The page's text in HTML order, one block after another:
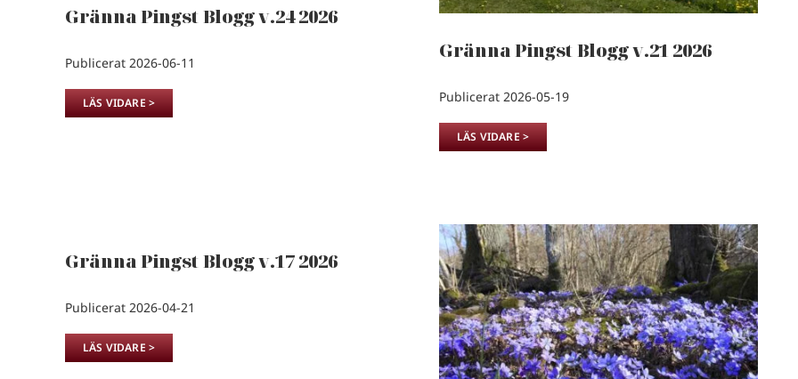
Gränna Pingst Blogg v.24 2026
Publicerat 2026-06-11
LÄS VIDARE >
Gränna Pingst Blogg v.21 2026
Publicerat 2026-05-19
LÄS VIDARE >
Gränna Pingst Blogg v.17 2026
Publicerat 2026-04-21
LÄS VIDARE >